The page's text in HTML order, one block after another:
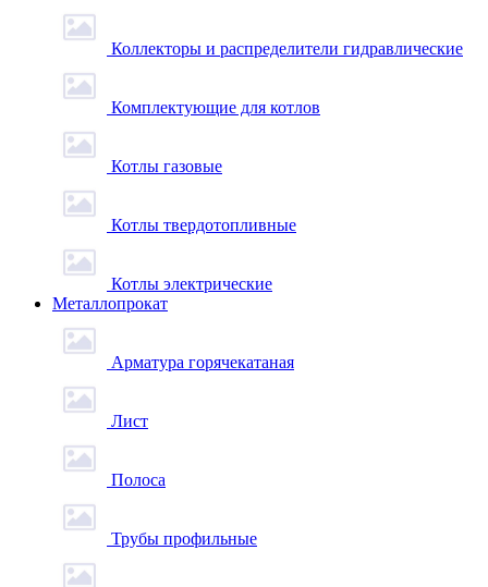
Коллекторы и распределители гидравлические
Комплектующие для котлов
Котлы газовые
Котлы твердотопливные
Котлы электрические
Металлопрокат
Арматура горячекатаная
Лист
Полоса
Трубы профильные